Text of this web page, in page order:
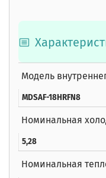
Модель
MDSAF-18HRFN8
Номинальная
5,28
Номинальная